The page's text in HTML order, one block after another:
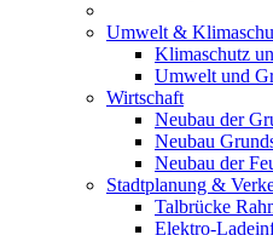
Umwelt &
Klimaschutz
Umwelt und
Wirtschaft
Neubau der
Neubau
Neubau der
Stadtplanung &
Talbrücke
Elektro-